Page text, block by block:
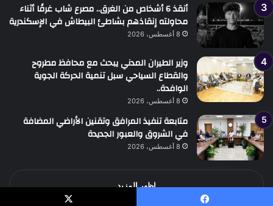
أنقذ 6 أشخاص من الغرق.. مصرع شاب غرقًا أثناء
محاولته إنقاذهم بشاطئ البيطاش في الإسكندرية
8 أغسطس، 2026
وزير الطيران المدني يبحث مع محافظ مطروح
والقطاع السياحي سبل تنمية الحركة الجوية
الوافدة..
8 أغسطس، 2026
متابعة تنفيذ المرافق وتقنين الأراضي المضافة
في الشروق والعبور الجديدة
8 أغسطس، 2026
اظهر المزيد